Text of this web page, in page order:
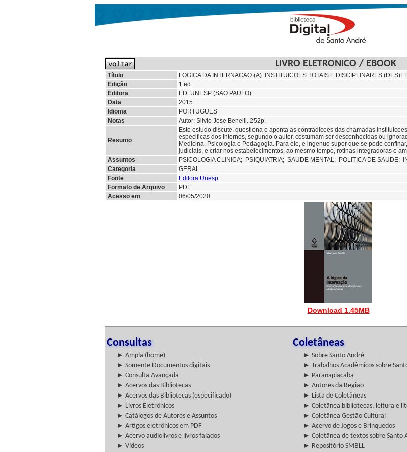
LIVRO ELETRONICO / EBOOK
Título
LOGICA DA INTERNACAO (A): INSTITUICOES TOTAIS E DISCIPLINARES
Edição
1 ed.
Editora
ED. UNESP (SAO PAULO)
Data
2015
Idioma
PORTUGUES
Notas
Autor: Silvio Jose Benelli. 252p.
Resumo
Este estudo discute, questiona e aponta as contradicoes das chamadas
especificas dos internos, segundo o autor, costumam ser desconhecidas ou
Medicina, Psicologia e Pedagogia. Para ele, e ingenuo supor que se pode
judiciais, e criar nos estabelecimentos, ao mesmo tempo, rotinas integradoras e
Assuntos
PSICOLOGIA CLINICA; PSIQUIATRIA; SAUDE MENTAL; POLITICA DE SAUDE;
Categoria
GERAL
Fonte
Editora Unesp
Formato de Arquivo
PDF
Acesso em
06/05/2020
Download 1.45MB
Consultas Coletâneas
► Ampla (home) ► Sobre Santo André
► Somente Documentos digitais
► Trabalhos Acadêmicos sobre
► Consulta Avançada
► Paranapiacaba
► Acervos das Bibliotecas
► Autores da Região
► Acervos das Bibliotecas (especificado)
► Lista de Coletâneas
► Livros Eletrônicos
► Coletânea bibliotecas, leitura e
► Catálogos de Autores e Assuntos
► Coletânea Gestão Cultural
► Artigos eletrônicos em PDF
► Acervo de Jogos e Brinquedos
► Acervo audiolivros e livros falados
► Coletânea de textos sobre Santo
► Vídeos
► Repositório SMBLL